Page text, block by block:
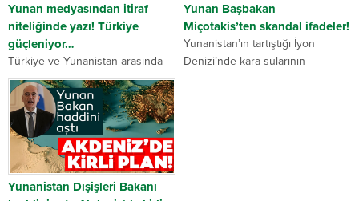
Yunan medyasından itiraf
niteliğinde yazı! Türkiye
güçleniyor…
Türkiye ve Yunanistan arasında
geçtiğimiz günlerde sona eren
istikşafi görüşmelerin ardından
ana akım Yunan medyası, Türkiye
ile olan ilişkilerini düzeltmeye
çalışıyor. Son olarak yayınlanan
bir...
Yunan Başbakan
Miçotakis’ten skandal ifadeler!
Yunanistan’ın tartıştığı İyon
Denizi’nde kara sularının
Yunanistan Dışişleri Bakanı